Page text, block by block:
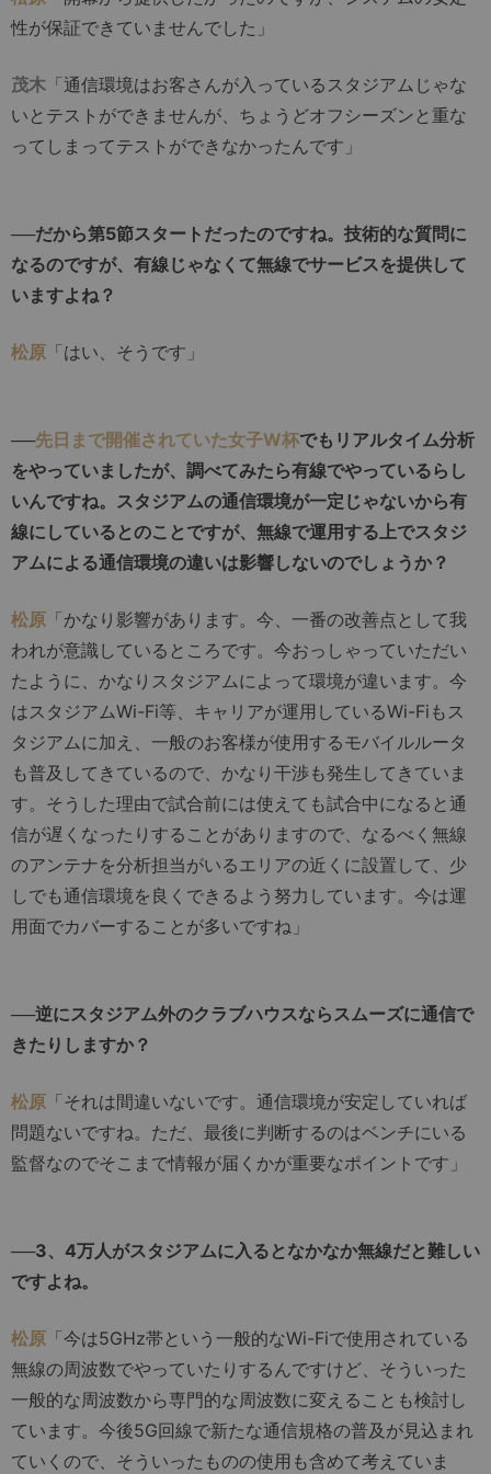
性が保証できていませんでした」
茂木 「通信環境はお客さんが入っているスタジアムじゃな
いとテストができませんが、ちょうどオフシーズンと重な
ってしまってテストができなかったんです」
──だから第5節スタートだったのですね。技術的な質問に
なるのですが、有線じゃなくて無線でサービスを提供して
いますよね？
松原 「はい、そうです」
──先日まで開催されていた女子W杯でもリアルタイム分析
をやっていましたが、調べてみたら有線でやっているらし
いんですね。スタジアムの通信環境が一定じゃないから有
線にしているとのことですが、無線で運用する上でスタジ
アムによる通信環境の違いは影響しないのでしょうか？
松原 「かなり影響があります。今、一番の改善点として我
われが意識しているところです。今おっしゃっていただい
たように、かなりスタジアムによって環境が違います。今
はスタジアムWi-Fi等、キャリアが運用しているWi-Fiもス
タジアムに加え、一般のお客様が使用するモバイルルータ
も普及してきているので、かなり干渉も発生してきていま
す。そうした理由で試合前には使えても試合中になると通
信が遅くなったりすることがありますので、なるべく無線
のアンテナを分析担当がいるエリアの近くに設置して、少
しでも通信環境を良くできるよう努力しています。今は運
用面でカバーすることが多いですね」
──逆にスタジアム外のクラブハウスならスムーズに通信で
きたりしますか？
松原 「それは間違いないです。通信環境が安定していれば
問題ないですね。ただ、最後に判断するのはベンチにいる
監督なのでそこまで情報が届くかが重要なポイントです」
──3、4万人がスタジアムに入るとなかなか無線だと難しい
ですよね。
松原 「今は5GHz帯という一般的なWi-Fiで使用されている
無線の周波数でやっていたりするんですけど、そういった
一般的な周波数から専門的な周波数に変えることも検討し
ています。今後5G回線で新たな通信規格の普及が見込まれ
ていくので、そういったものの使用も含めて考えていま